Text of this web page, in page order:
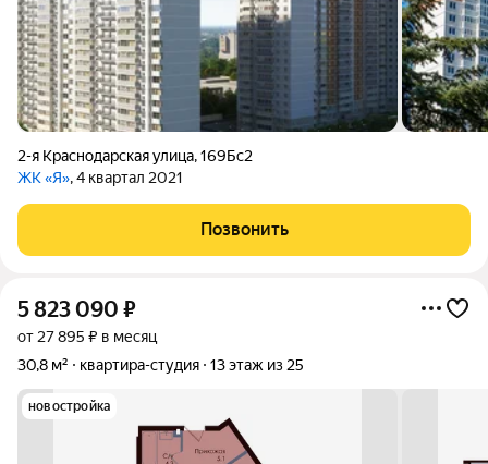
2-я Краснодарская улица,169Бс2
ЖК «Я», 4 квартал 2021
Позвонить
5 823 090 ₽
от 27 895 ₽ в месяц
30,8 м²
квартира-студия 13 этаж из 25
новостройка